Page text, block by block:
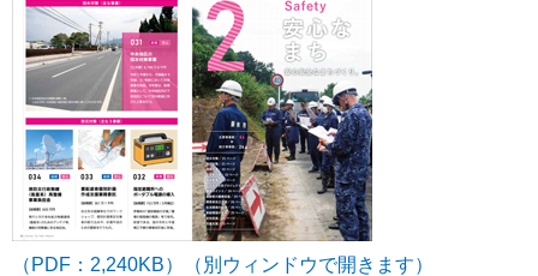
（PDF：2,240KB）（別ウィンドウで開きます）